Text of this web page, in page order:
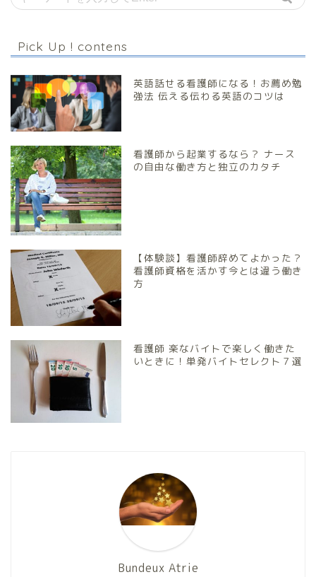
Pick Up ! contens
英語話せる看護師になる！お薦め勉
強法 伝える伝わる英語のコツは
看護師から起業するなら？ ナース
の自由な働き方と独立のカタチ
【体験談】看護師辞めてよかった？
看護師資格を活かす今とは違う働き
方
看護師 楽なバイトで楽しく働きた
いときに！単発バイトセレクト７選
Bundeux Atrie